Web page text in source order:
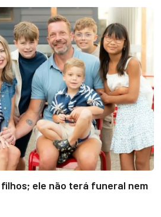
ele não terá funeral nem